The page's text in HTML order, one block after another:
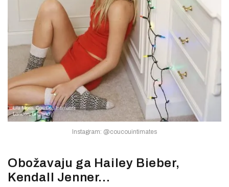
Instagram: @coucouintimates
Obožavaju ga Hailey Bieber,
Kendall Jenner…